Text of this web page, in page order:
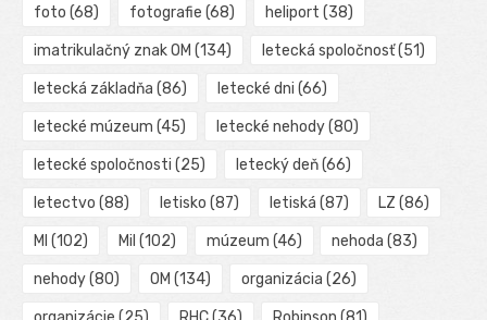
foto (68) fotografie (68) heliport (38)
imatrikulačný znak OM (134) letecká spoločnosť(51)
letecká základňa (86) letecké dni (66)
letecké múzeum (45) letecké nehody(80)
letecké spoločnosti (25) letecký deň(66)
letectvo (88) letisko (87) letiská (87) LZ (86)
MI (102) Mil (102) múzeum (46) nehoda (83)
nehody(80) OM (134) organizácia (26)